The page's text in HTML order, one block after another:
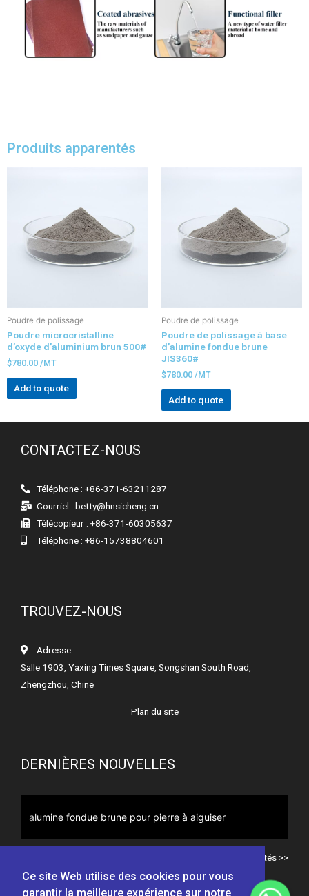
Ce site Web utilise des cookies pour vous
garantir la meilleure expérience sur notre
Produits apparentés
Poudre de polissage
Poudre microcristalline
d’oxyde d’aluminium brun 500#
$780.00 /MT
Add to quote
Poudre de polissage
Poudre de polissage à base
d’alumine fondue brune
JIS360#
$780.00 /MT
Add to quote
CONTACTEZ-NOUS
Téléphone : +86-371-63211287
Courriel : betty@hnsicheng.cn
Télécopieur : +86-371-60305637
Téléphone : +86-15738804601
TROUVEZ-NOUS
Adresse
Salle 1903, Yaxing Times Square, Songshan South Road,
Zhengzhou, Chine
Plan du site
DERNIÈRES NOUVELLES
Alumine fondue brune pour disque à lamelles
Toutes les actualités >>